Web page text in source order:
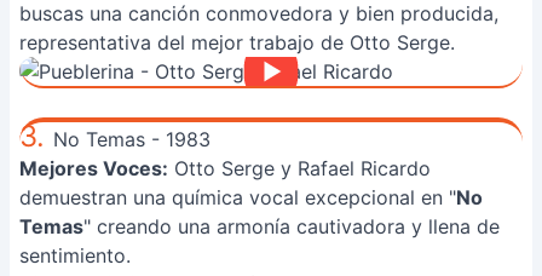
buscas una canción conmovedora y bien producida,
representativa del mejor trabajo de Otto Serge.
3. No Temas - 1983
Mejores Voces: Otto Serge y Rafael Ricardo
demuestran una química vocal excepcional en "No
Temas" creando una armonía cautivadora y llena de
sentimiento.